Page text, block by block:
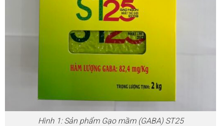
Hình 1: Sản phẩm Gạo mầm (GABA) ST25